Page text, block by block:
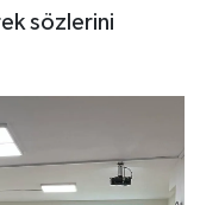
sözlerini